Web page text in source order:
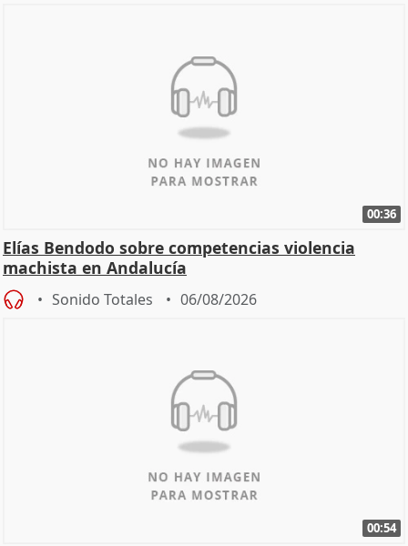
00:36
Elías Bendodo sobre competencias violencia
machista en Andalucía
Sonido Totales 06/08/2026
00:54